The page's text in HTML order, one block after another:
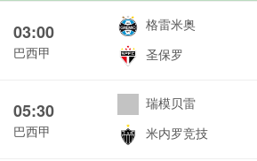
03:00
巴西甲
格雷米奥
圣保罗
05:30
巴西甲
瑞模贝雷
米内罗竞技